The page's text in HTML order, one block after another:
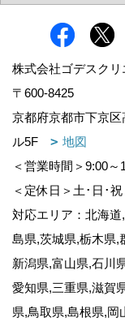
株式会社ゴデスク
〒600-8425
京都府京都市下京
ル5F
地図
＜営業時間＞9:00
＜定休日＞土･日･祝
対応エリア：北海
島県,茨城県,栃木県,
新潟県,富山県,石川
愛知県,三重県,滋賀
県,鳥取県,島根県,岡